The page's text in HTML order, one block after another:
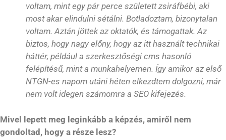
voltam, mint egy pár perce született zsiráfbébi, aki
most akar elindulni sétálni. Botladoztam, bizonytalan
voltam. Aztán jöttek az oktatók, és támogattak. Az
biztos, hogy nagy előny, hogy az itt használt technikai
háttér, például a szerkesztőségi cms hasonló
felépítésű, mint a munkahelyemen. Így amikor az első
NTGN-es napom utáni héten elkezdtem dolgozni, már
nem volt idegen számomra a SEO kifejezés.
Mivel lepett meg leginkább a képzés, amiről nem
gondoltad, hogy a része lesz?